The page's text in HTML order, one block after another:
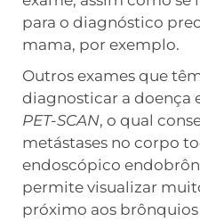
para o diagnóstico
mama, por exemplo.
Outros exames que
diagnosticar a doença
PET-SCAN, o qual
metástases no corpo
endoscópico
permite visualizar
próximo aos